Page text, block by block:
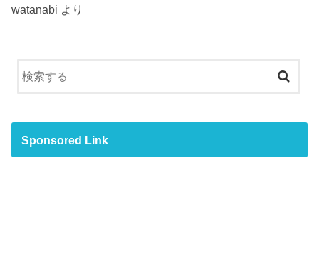
watanabi より
Sponsored Link